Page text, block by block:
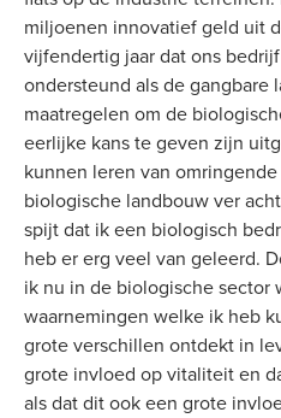
miljoenen innovatief geld uit
vijfendertig jaar dat ons
ondersteund als de gangbare
maatregelen om de
eerlijke kans te geven zijn
kunnen leren van
biologische landbouw ver
spijt dat ik een biologisch
heb er erg veel van geleerd.
ik nu in de biologische sector
waarnemingen welke ik heb
grote verschillen ontdekt in
grote invloed op vitaliteit en
als dat dit ook een grote